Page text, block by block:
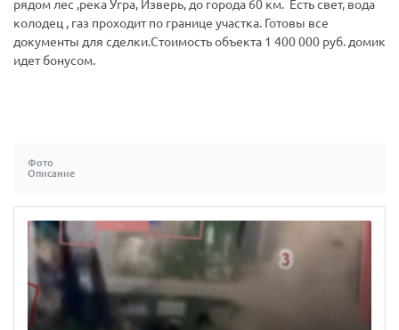
рядом лес ,река Угра, Изверь, до города 60 км. Есть свет, вода
колодец , газ проходит по границе участка. Готовы все
документы для сделки.Стоимость объекта 1 400 000 руб. домик
идет бонусом.
Фото
Описание